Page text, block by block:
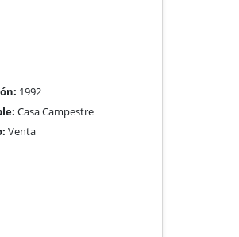
1992
Casa Campestre
Venta